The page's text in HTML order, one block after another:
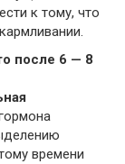
к тому, что
после 6 — 8
времени